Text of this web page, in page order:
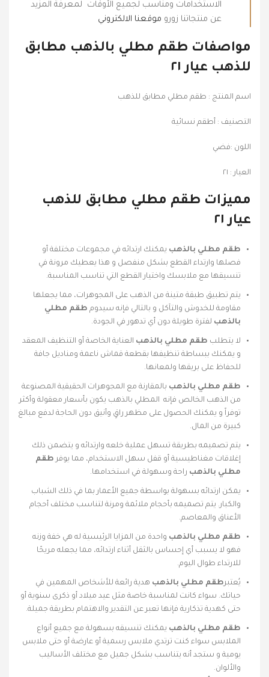
الاستخدامات ومناسب لجميع الأوقات لمعرفة المزيد
عن منتجاتنا زورو موقعنا الالكتروني
مواصفات طقم مطلي بالذهب مطابق
للذهب عيار ٢١
اسم المنتج : طقم مطلي مطابق للذهب
التصنيف : أطقم نسائية
اللون :فضي
العيار : ٢١
مميزات طقم مطلي مطابق للذهب
عيار ٢١
طقم مطلي بالذهب يمكنك ارتدائه في مجموعات مختلفة أو
فصلها وارتداء القطع بشكل منفصل و هذا يعطيك مرونة في
تنسيقها مع ملابسك واختيار القطع التي تناسب المناسبة.
يتم تطبيق طبقة متينة من الذهب على المجوهرات، مما يجعلها
مقاومة للخدوش والتآكل و بالتالي فإنه سيدوم طقم مطلي
بالذهب لفترة طويلة دون أي تدهور في الجودة.
لا يتطلب طقم مطلي بالذهب العناية الخاصة أو التنظيف المعقد
و يمكنك ببساطة تنظيفها بقطعة قماش ناعمة ومناديل جافة
للحفاظ على بريقها ولمعانها.
طقم مطلي بالذهب بالمقارنة مع المجوهرات الحقيقية المصنوعة
من الذهب الخالص فإنه المطلي بالذهب يكون بأسعار معقولة وأكثر
توفراً و يمكنك الحصول على مظهر راقٍ وأنيق دون الحاجة لدفع مبالغ
كبيرة من المال.
يتم تصميمه بطريقة تسهل عملية خلعه وارتدائه و يتضمن ذلك
إغلاقات مغناطيسية أو قفل سهل الاستخدام، مما يوفر طقم
مطلي بالذهب راحة وسهولة في استخدامها.
يمكن ارتدائه بسهولة بواسطة جميع الأعمار بما في ذلك الشباب
والكبار. يتم تصميمه بأحجام ملائمة ومرنة لتناسب مختلف أحجام
الأعناق والمعاصم.
طقم مطلي بالذهب واحدة من المزايا الرئيسية له هي خفة وزنه
فهو لا يسبب أي إحساس بالثقل أثناء ارتدائه، مما يجعله مريحًا
للارتداء طوال اليوم.
يُعتبرطقم مطلي بالذهب هدية رائعة للأشخاص المهمين في
حياتك. سواء كانت لمناسبة خاصة مثل عيد ميلاد أو ذكرى سنوية أو
حتى كهدية تذكارية فإنها تعبر عن التقدير والاهتمام بطريقة جميلة.
طقم مطلي بالذهب يمكنك تنسيقه بسهولة مع جميع أنواع
الملابس سواء كنت ترتدي ملابس رسمية أو عارضة أو حتى ملابس
يومية و ستجد أنه يتناسب بشكل جميل مع مختلف الأساليب
والألوان.